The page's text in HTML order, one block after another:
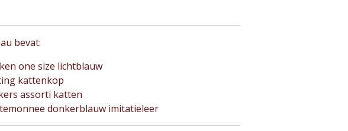
bevat:
one size lichtblauw
kattenkop
assorti katten
donkerblauw imitatieleer